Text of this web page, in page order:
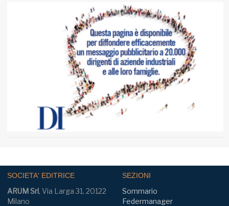
SOCIETA' EDITRICE
ARUM Srl, Via Larga 31, 20122
Milano
SEZIONI
Sommario
Federmanager